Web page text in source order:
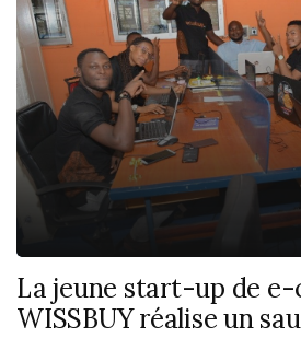
La jeune start-up de
WISSBUY réalise un